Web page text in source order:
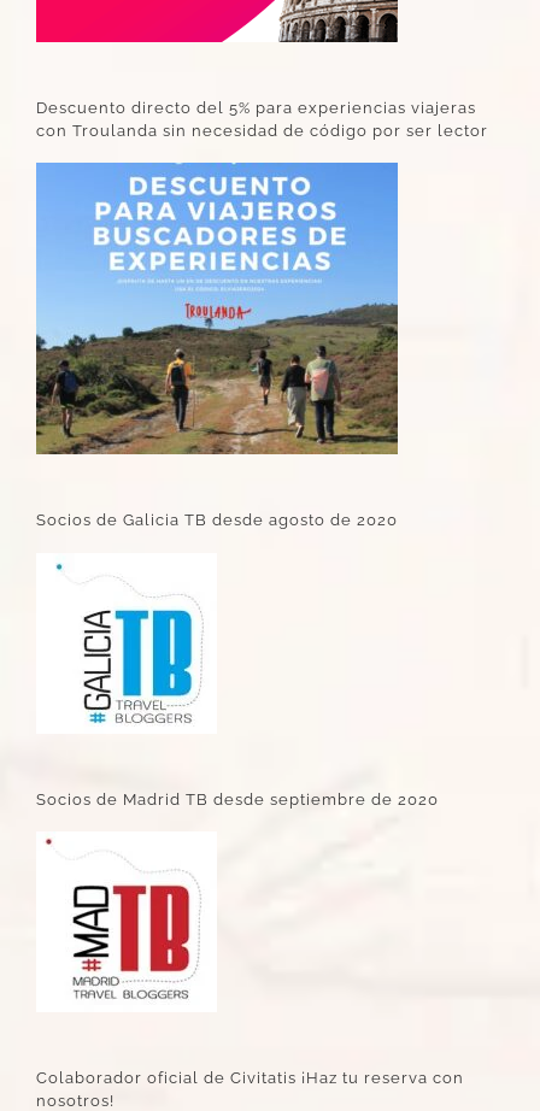
Descuento directo del 5% para experiencias viajeras
con Troulanda sin necesidad de código por ser lector
Socios de Galicia TB desde agosto de 2020
Socios de Madrid TB desde septiembre de 2020
Colaborador oficial de Civitatis ¡Haz tu reserva con
nosotros!